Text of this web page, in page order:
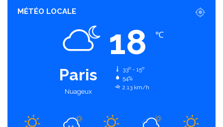
MÉTÉO LOCALE
Paris
Nuageux
18 ℃
33º - 15º
54%
2.13 km/h